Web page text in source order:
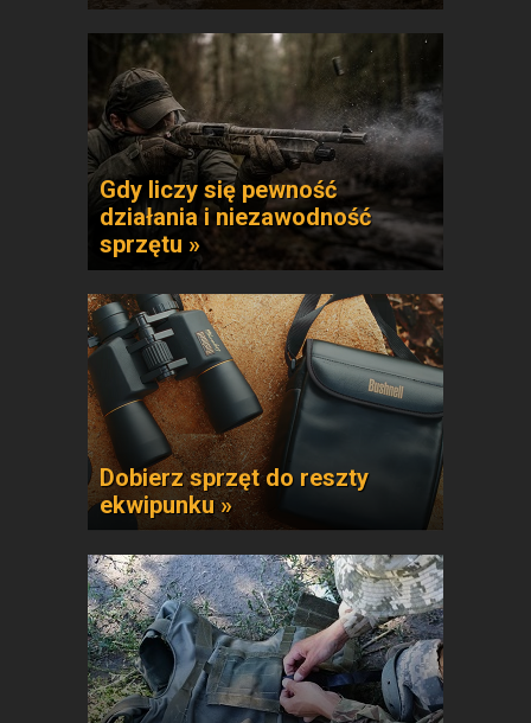
Gdy liczy się pewność
działania i niezawodność
sprzętu »
Dobierz sprzęt do reszty
ekwipunku »